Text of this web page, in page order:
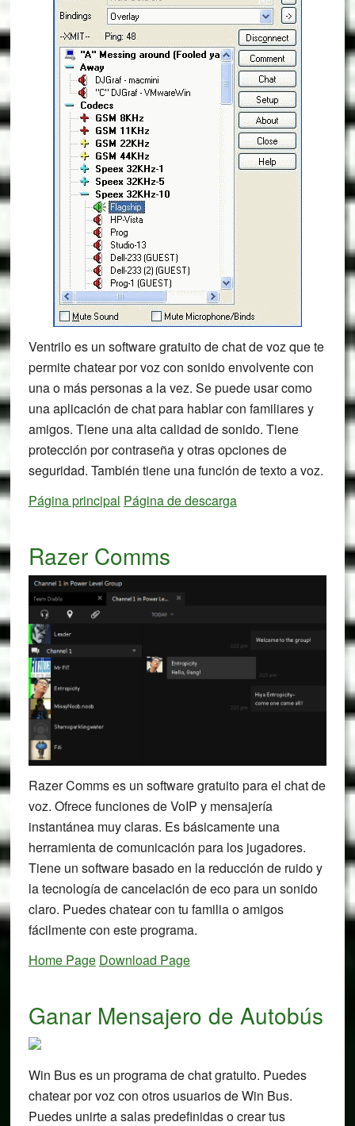
Ventrilo es un software gratuito de chat de voz que te
permite chatear por voz con sonido envolvente con
una o más personas a la vez. Se puede usar como
una aplicación de chat para hablar con familiares y
amigos. Tiene una alta calidad de sonido. Tiene
protección por contraseña y otras opciones de
seguridad. También tiene una función de texto a voz.
Página principal Página de descarga
Razer Comms
Razer Comms es un software gratuito para el chat de
voz. Ofrece funciones de VoIP y mensajería
instantánea muy claras. Es básicamente una
herramienta de comunicación para los jugadores.
Tiene un software basado en la reducción de ruido y
la tecnología de cancelación de eco para un sonido
claro. Puedes chatear con tu familia o amigos
fácilmente con este programa.
Home Page Download Page
Ganar Mensajero de Autobús
Win Bus es un programa de chat gratuito. Puedes
chatear por voz con otros usuarios de Win Bus.
Puedes unirte a salas predefinidas o crear tus